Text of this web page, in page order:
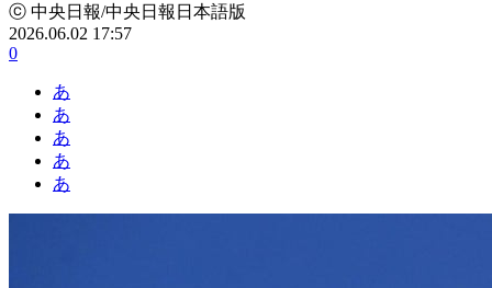
ⓒ 中央日報/中央日報日本語版
2026.06.02 17:57
0
あ
あ
あ
あ
あ